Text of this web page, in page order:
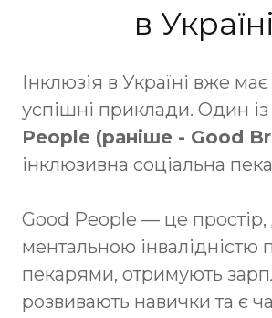
в Україні
Інклюзія в Україні вже має
успішні приклади. Один
People (раніше - Good
інклюзивна соціальна
Good People — це
ментальною інвалідністю
пекарями, отримують
розвивають навички та є